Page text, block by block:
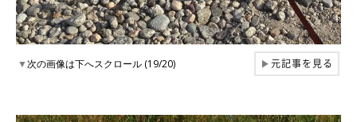
▼次の画像は下へスクロール (19/20) ▶元記事を見る